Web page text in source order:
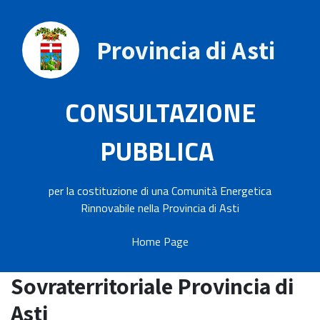
Provincia di Asti
CONSULTAZIONE
PUBBLICA
per la costituzione di una Comunità Energetica
Rinnovabile nella Provincia di Asti
Home Page
Sovraterritoriale Provincia di
Asti